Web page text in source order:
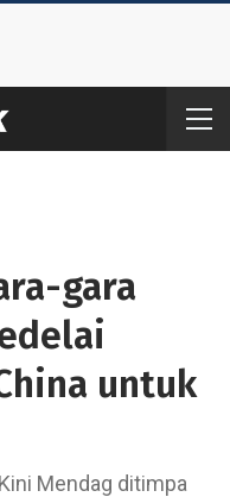
gara
untuk
Mendag ditimpa